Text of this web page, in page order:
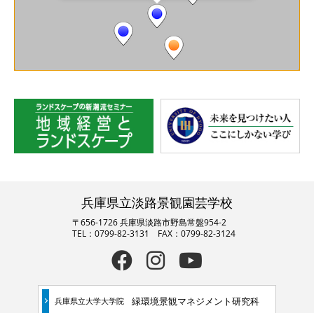
兵庫県立淡路景観園芸学校
〒656-1726 兵庫県淡路市野島常盤954-2
TEL：0799-82-3131 FAX：0799-82-3124
兵庫県立大学大学院 緑環境景観マネジメント研究科